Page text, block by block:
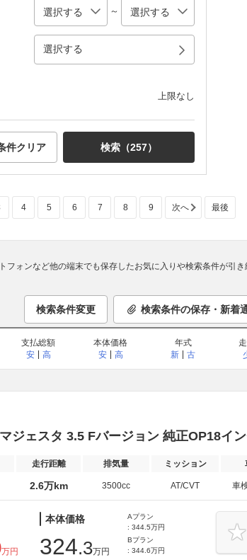
～
選択する
上限なし
件クリア 検索（257）
4 5 6 7 8 9 次へ 最後
フォンなど他の端末でも保存したお気に入りや検索条件が引き
検索条件変更 検索条件の保存・新着
支払総額
安
高
本体価格
安
高
年式
新
古
ジェスタ 3.5 Fバージョン 純正OP18イ
走行距離 排気量 ミッション
2.6万km 3500cc AT/CVT 車
万円
本体価格
324.3万円
Aプラン
: 344.5万円
Bプラン
: 344.6万円